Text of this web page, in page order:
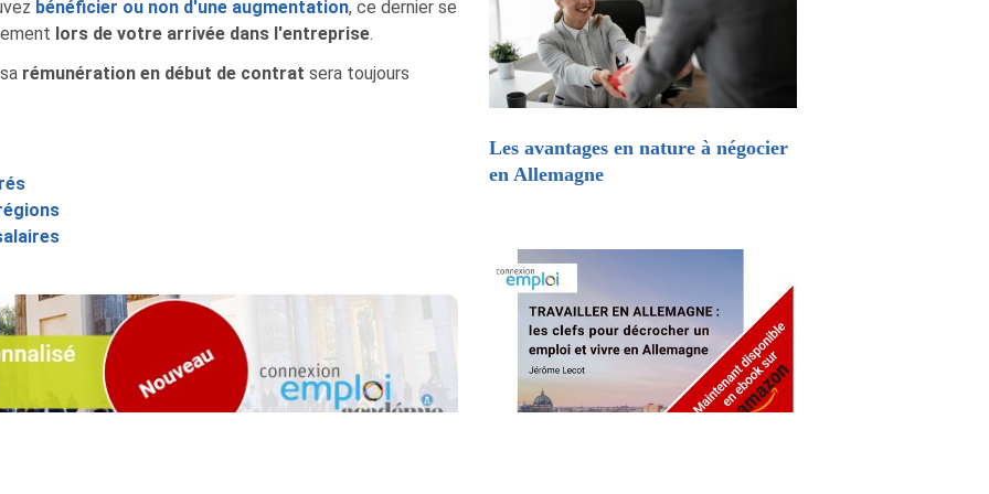
bénéficier ou non d'une augmentation, ce dernier se
lors de votre arrivée dans l'entreprise.
rémunération en début de contrat sera toujours
Les avantages en nature à négocier
en Allemagne